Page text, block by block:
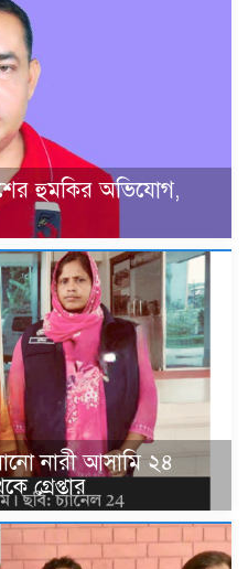
হুমকির অভিযোগ,
নারী আসামি ২৪
গ্রেপ্তার